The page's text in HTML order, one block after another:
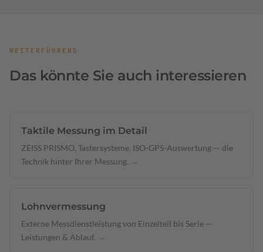
WEITERFÜHREND
Das könnte Sie auch interessieren
Taktile Messung im Detail
ZEISS PRISMO, Tastersysteme, ISO-GPS-Auswertung — die
Technik hinter Ihrer Messung. →
Lohnvermessung
Externe Messdienstleistung von Einzelteil bis Serie —
Leistungen & Ablauf. →